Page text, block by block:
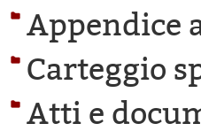
Appendice
Carteggio
Atti e